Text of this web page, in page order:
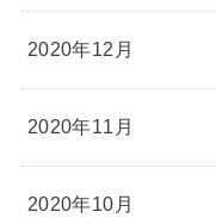
2020年12月
2020年11月
2020年10月